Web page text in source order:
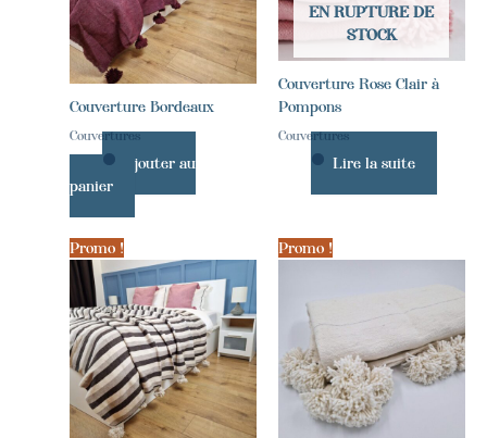
Couverture Bordeaux
Couvertures
Ajouter au
panier
EN RUPTURE DE
STOCK
Couverture Rose Clair à
Pompons
Couvertures
Lire la suite
Promo ! Promo !